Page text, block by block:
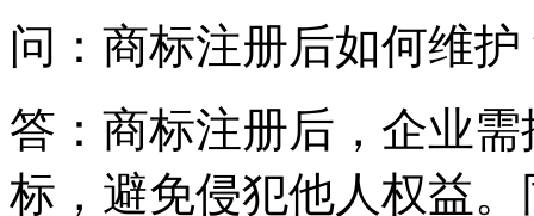
问：商标注册后如何维护
答：商标注册后，企业
标，避免侵犯他人权益